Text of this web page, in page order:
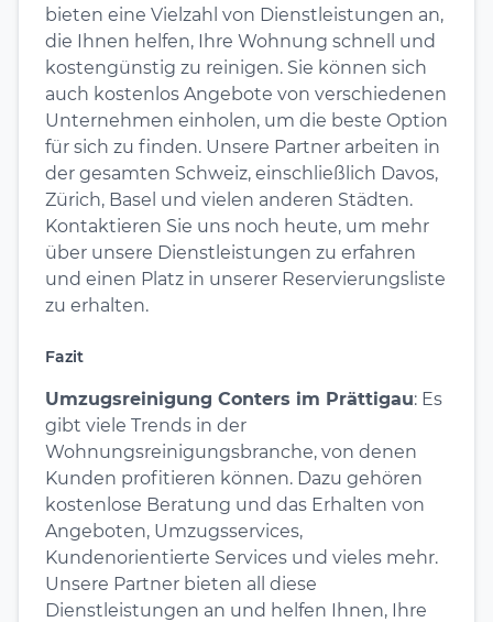
bieten eine Vielzahl von Dienstleistungen an,
die Ihnen helfen, Ihre Wohnung schnell und
kostengünstig zu reinigen. Sie können sich
auch kostenlos Angebote von verschiedenen
Unternehmen einholen, um die beste Option
für sich zu finden. Unsere Partner arbeiten in
der gesamten Schweiz, einschließlich Davos,
Zürich, Basel und vielen anderen Städten.
Kontaktieren Sie uns noch heute, um mehr
über unsere Dienstleistungen zu erfahren
und einen Platz in unserer Reservierungsliste
zu erhalten.
Fazit
Umzugsreinigung Conters im Prättigau: Es
gibt viele Trends in der
Wohnungsreinigungsbranche, von denen
Kunden profitieren können. Dazu gehören
kostenlose Beratung und das Erhalten von
Angeboten, Umzugsservices,
Kundenorientierte Services und vieles mehr.
Unsere Partner bieten all diese
Dienstleistungen an und helfen Ihnen, Ihre